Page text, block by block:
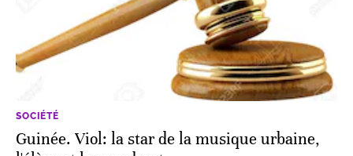
SOCIÉTÉ
Guinée. Viol: la star de la musique urbaine,